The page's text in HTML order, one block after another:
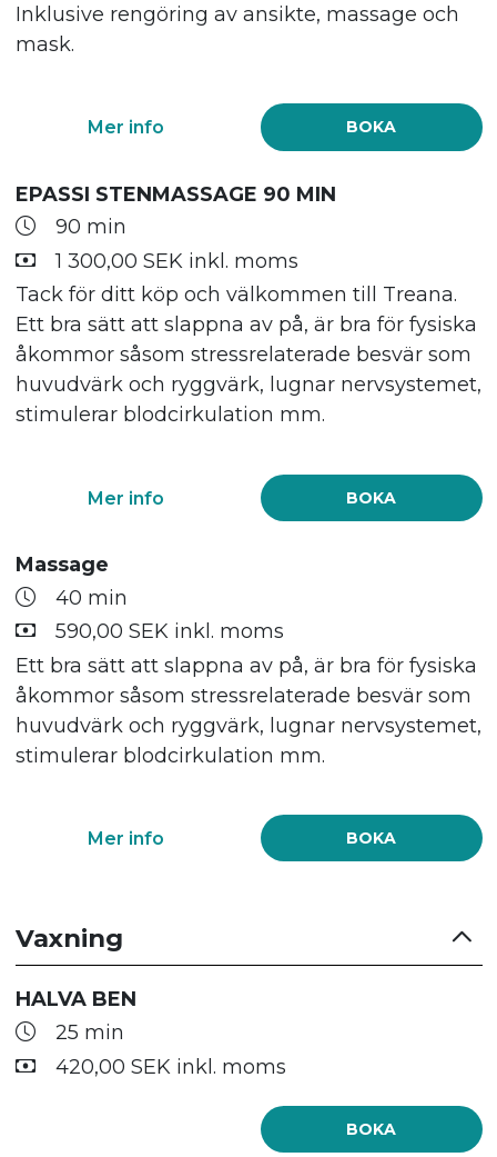
Inklusive rengöring av ansikte, massage och
mask.
BOKA
Mer info
EPASSI STENMASSAGE 90 MIN
90 min
1 300,00 SEK inkl. moms
Tack för ditt köp och välkommen till Treana.
Ett bra sätt att slappna av på, är bra för fysiska
åkommor såsom stressrelaterade besvär som
huvudvärk och ryggvärk, lugnar nervsystemet,
stimulerar blodcirkulation mm.
BOKA
Mer info
Massage
40 min
590,00 SEK inkl. moms
Ett bra sätt att slappna av på, är bra för fysiska
åkommor såsom stressrelaterade besvär som
huvudvärk och ryggvärk, lugnar nervsystemet,
stimulerar blodcirkulation mm.
BOKA
Mer info
Vaxning
HALVA BEN
25 min
420,00 SEK inkl. moms
BOKA